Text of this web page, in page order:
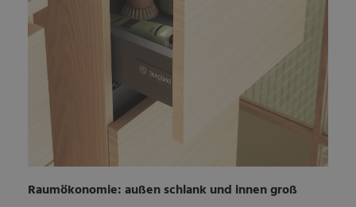
Raumökonomie: außen schlank und innen groß